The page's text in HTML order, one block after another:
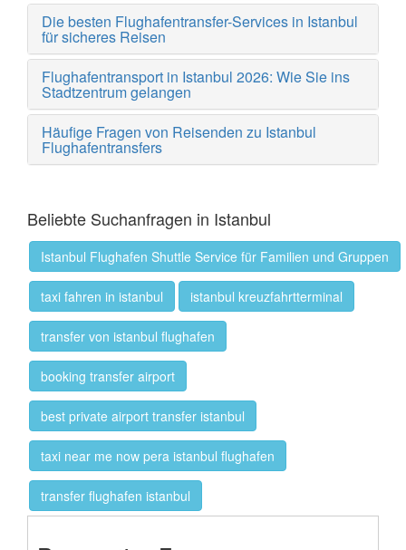
Die besten Flughafentransfer-Services in Istanbul
für sicheres Reisen
Flughafentransport in Istanbul 2026: Wie Sie ins
Stadtzentrum gelangen
Häufige Fragen von Reisenden zu Istanbul
Flughafentransfers
Beliebte Suchanfragen in Istanbul
Istanbul Flughafen Shuttle Service für Familien und Gruppen
taxi fahren in istanbul istanbul kreuzfahrtterminal
transfer von istanbul flughafen
booking transfer airport
best private airport transfer istanbul
taxi near me now pera istanbul flughafen
transfer flughafen istanbul